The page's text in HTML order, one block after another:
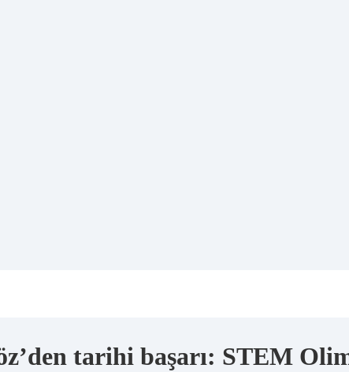
tarihi başarı: STEM